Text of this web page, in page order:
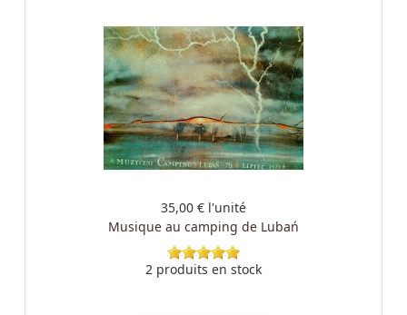
35,00 € l'unité
Musique au camping de Lubań
2 produits en stock